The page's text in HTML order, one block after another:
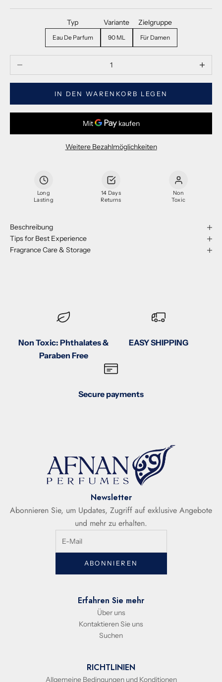
Typ
Eau De Parfum
Variante
90 ML
Zielgruppe
Für Damen
Menge
IN DEN WARENKORB LEGEN
Weitere Bezahlmöglichkeiten
Long
Lasting
14 Days
Returns
Non
Toxic
Beschreibung
Tips for Best Experience
Fragrance Care & Storage
Non Toxic: Phthalates &
Paraben Free
EASY SHIPPING
Secure payments
Newsletter
Abonnieren Sie, um Updates, Zugriff auf exklusive Angebote
und mehr zu erhalten.
ABONNIEREN
Erfahren Sie mehr
Über uns
Kontaktieren Sie uns
Suchen
RICHTLINIEN
Allgemeine Bedingungen und Konditionen